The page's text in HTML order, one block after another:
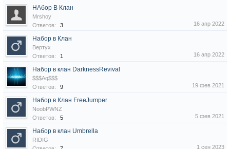
НАбор В Клан
Mrshoy
Ответов:
3 16 апр 2022
Набор в Клан
Вертух
Ответов:
1 16 апр 2022
Набор в клан DarknessRevival
$$$Aq$$$
Ответов:
9 19 фев 2021
Набор в Клан FreeJumper
NoobPWNZ
Ответов:
5 5 фев 2021
Набор в клан Umbrella
RIDIG
1 сен 2023